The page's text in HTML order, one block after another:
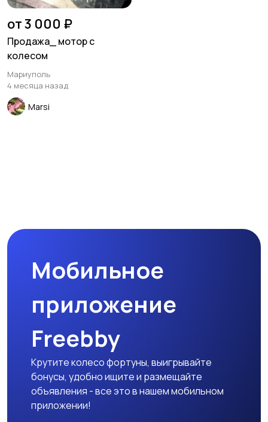
от 3 000 ₽
Продажа_ мотор с
колесом
Мариуполь
4 месяца назад
Marsi
Мобильное
приложение
Freebby
Крутите колесо фортуны, выигрывайте
бонусы, удобно ищите и размещайте
объявления - все это в нашем мобильном
приложении!